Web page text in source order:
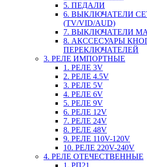
5. ПЕДАЛИ
6. ВЫКЛЮЧАТЕЛИ
(TV/VID/AUD)
7. ВЫКЛЮЧАТЕЛИ
8. АКССЕСУАРЫ
ПЕРЕКЛЮЧАТЕЛЕЙ
3. РЕЛЕ ИМПОРТНЫЕ
1. РЕЛЕ 3V
2. РЕЛЕ 4.5V
3. РЕЛЕ 5V
4. РЕЛЕ 6V
5. РЕЛЕ 9V
6. РЕЛЕ 12V
7. РЕЛЕ 24V
8. РЕЛЕ 48V
9. РЕЛЕ 110V-120V
10. РЕЛЕ 220V-240V
4. РЕЛЕ ОТЕЧЕСТВЕННЫЕ
1. РП21